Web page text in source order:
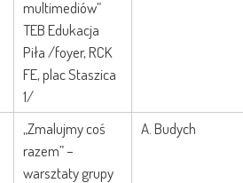
multimediów”
TEB Edukacja
Piła /foyer, RCK
FE, plac Staszica
1/
„Zmalujmy coś
razem” –
warsztaty grupy
A. Budych